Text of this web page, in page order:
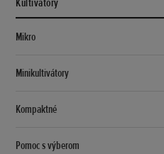
Mikro
Minikultivátory
Kompaktné
Pomoc s výberom